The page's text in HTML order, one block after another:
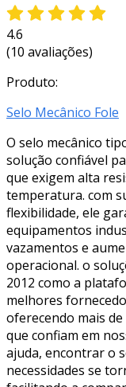
4.6
(10 avaliações)
Produto:
Selo Mecânico Fole
O selo mecânico
solução confiável
que exigem alta
temperatura. com
flexibilidade, ele
equipamentos
vazamentos e
operacional. o
2012 como a
melhores
oferecendo mais
que confiam em
ajuda, encontrar o
necessidades se